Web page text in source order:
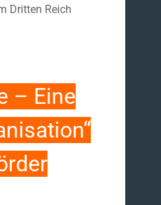
Dritten Reich
– Eine